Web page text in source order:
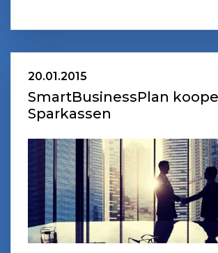
20.01.2015
SmartBusinessPlan
Sparkassen